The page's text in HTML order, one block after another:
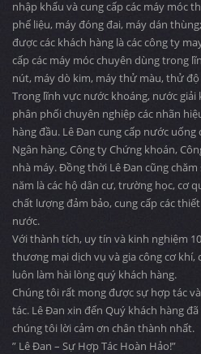
nhập khẩu và cung cấp các máy móc
phế liệu, máy đóng đai, máy dán
được các khách hàng là các công ty
cấp các máy móc chuyên dùng trong
nút, máy dò kim, máy thử màu, thử độ
Trong lĩnh vực nước khoáng, nước giải
phân phối chuyên nghiệp các nhãn
hàng đầu. Lê Đan cung cấp nước uống
Ngân hàng, Công ty Chứng khoán,
nhà máy. Đồng thời Lê Đan cũng
năm là các hộ dân cư, trường học, cơ
chất lượng đảm bảo, cung cấp các
nước.
Với thành tích, uy tín và kinh nghiệm
thương mại dịch vụ và gia công cơ
luôn làm hài lòng quý khách hàng.
Chúng tôi rất mong được sự hợp tác
tác. Lê Đan xin đến Quý khách hàng
chúng tôi lời cảm ơn chân thành nhất.
” Lê Đan – Sự Hợp Tác Hoàn Hảo!”